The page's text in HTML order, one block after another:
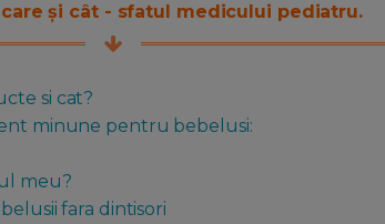
și cât - sfatul medicului pediatru.
si cat?
minune pentru bebelusi:
meu?
fara dintisori